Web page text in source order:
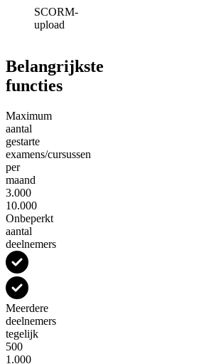
SCORM-
upload
Belangrijkste
functies
Maximum
aantal
gestarte
examens/cursussen
per
maand
3.000
10.000
Onbeperkt
aantal
deelnemers
Meerdere
deelnemers
tegelijk
500
1.000